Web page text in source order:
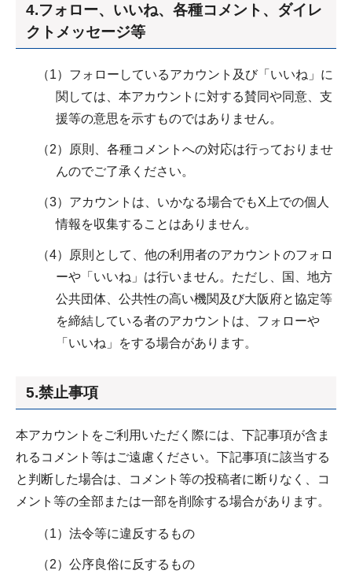
4.フォロー、いいね、各種コメント、ダイレ
クトメッセージ等
（1）フォローしているアカウント及び「いいね」に
関しては、本アカウントに対する賛同や同意、支
援等の意思を示すものではありません。
（2）原則、各種コメントへの対応は行っておりませ
んのでご了承ください。
（3）アカウントは、いかなる場合でもX上での個人
情報を収集することはありません。
（4）原則として、他の利用者のアカウントのフォロ
ーや「いいね」は行いません。ただし、国、地方
公共団体、公共性の高い機関及び大阪府と協定等
を締結している者のアカウントは、フォローや
「いいね」をする場合があります。
5.禁止事項
本アカウントをご利用いただく際には、下記事項が含ま
れるコメント等はご遠慮ください。下記事項に該当する
と判断した場合は、コメント等の投稿者に断りなく、コ
メント等の全部または一部を削除する場合があります。
（1）法令等に違反するもの
（2）公序良俗に反するもの